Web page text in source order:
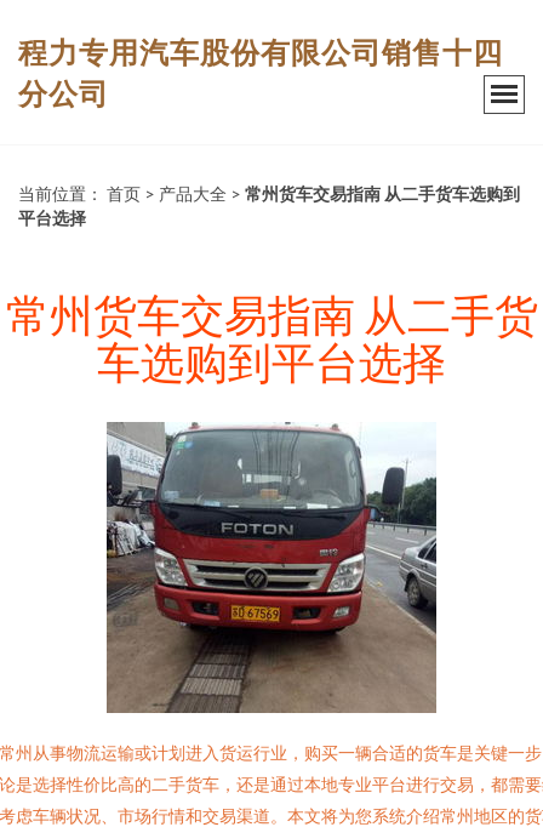
程力专用汽车股份有限公司销售十四
分公司
当前位置： 首页 > 产品大全 > 常州货车交易指南 从二手货车选购到
平台选择
常州货车交易指南 从二手货
车选购到平台选择
州从事物流运输或计划进入货运行业，购买一辆合适的货车是关键一
是选择性价比高的二手货车，还是通过本地专业平台进行交易，都需
虑车辆状况、市场行情和交易渠道。本文将为您系统介绍常州地区的